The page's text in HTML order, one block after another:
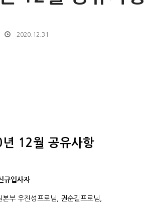
2020.12.31
12월 공유사항
사자
본부 우진성프로님, 권순길프로님,